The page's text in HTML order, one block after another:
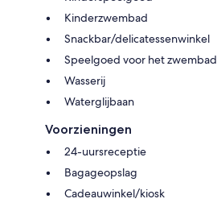
Kinderzwembad
Snackbar/delicatessenwinkel
Speelgoed voor het zwembad
Wasserij
Waterglijbaan
Voorzieningen
24-uursreceptie
Bagageopslag
Cadeauwinkel/kiosk